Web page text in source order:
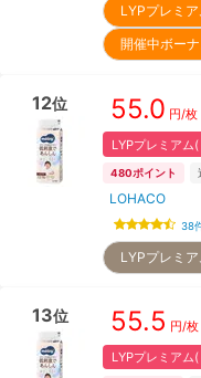
LYPプレミ
開催中ボー
12位 55.0 円/枚
LYPプレミアム
480ポイント
LOHACO
38
LYPプレミ
13位 55.5 円/枚
LYPプレミアム